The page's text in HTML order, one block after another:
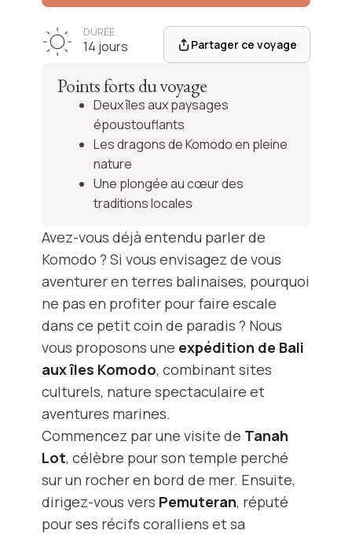
DURÉE
14 jours Partager ce voyage
Points forts du voyage
Deux îles aux paysages
époustouflants
Les dragons de Komodo en pleine
nature
Une plongée au cœur des
traditions locales
Avez-vous déjà entendu parler de
Komodo ? Si vous envisagez de vous
aventurer en terres balinaises, pourquoi
ne pas en profiter pour faire escale
dans ce petit coin de paradis ? Nous
vous proposons une expédition de Bali
aux îles Komodo, combinant sites
culturels, nature spectaculaire et
aventures marines.
Commencez par une visite de Tanah
Lot, célèbre pour son temple perché
sur un rocher en bord de mer. Ensuite,
dirigez-vous vers Pemuteran, réputé
pour ses récifs coralliens et sa